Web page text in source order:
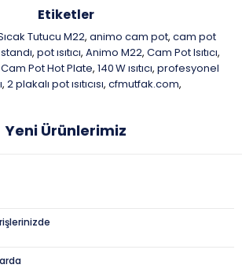
Etiketler
Tutucu M22, animo cam pot, cam pot
, pot ısıtıcı, Animo M22, Cam Pot Isıtıcı,
Cam Pot Hot Plate, 140 W ısıtıcı, profesyonel
, 2 plakalı pot ısıtıcısı, cfmutfak.com,
Yeni Ürünlerimiz